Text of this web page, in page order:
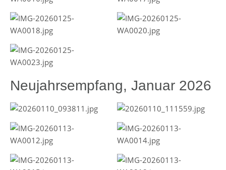
Neujahrsempfang, Januar 2026